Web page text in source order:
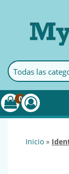
0
inicio »